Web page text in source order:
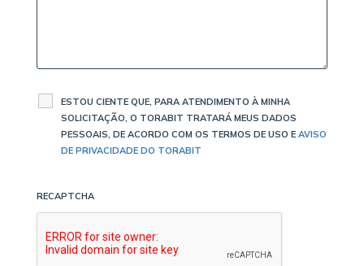
ESTOU CIENTE QUE, PARA ATENDIMENTO À MINHA
SOLICITAÇÃO, O TORABIT TRATARÁ MEUS DADOS
PESSOAIS, DE ACORDO COM OS TERMOS DE USO E AVISO
DE PRIVACIDADE DO TORABIT
RECAPTCHA